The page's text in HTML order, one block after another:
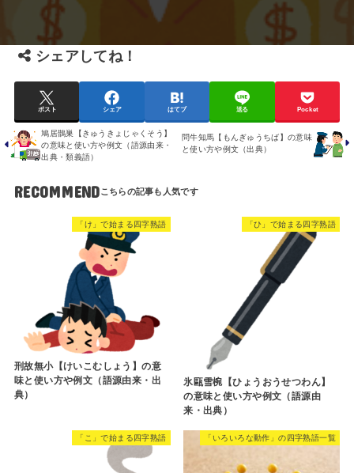
シェアしてね！
ポスト シェア はてブ 送る Pocket
鳩居鵲巣【きゅうきょじゃくそう】
の意味と使い方や例文（語源由来・
出典・類義語）
問牛知馬【もんぎゅうちば】の意味
と使い方や例文（出典）
RECOMMEND
「け」で始まる四字熟語
刑故無小【けいこむしょう】の意
味と使い方や例文（語源由来・出
典）
「ひ」で始まる四字熟語
氷甌雪椀【ひょうおうせつわん】
の意味と使い方や例文（語源由
来・出典）
「こ」で始まる四字熟語 「いろいろな動作」の四字熟語一覧